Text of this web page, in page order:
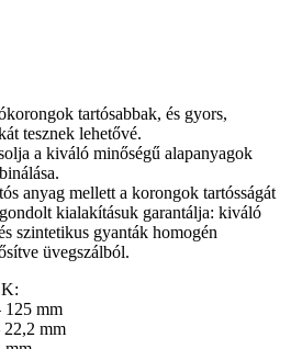
tartósabbak, és gyors,
tesznek lehetővé.
a kiváló minőségű alapanyagok
anyag mellett a korongok tartósságát
kialakításuk garantálja: kiváló
szintetikus gyanták homogén
üvegszálból.
125 mm
22,2 mm